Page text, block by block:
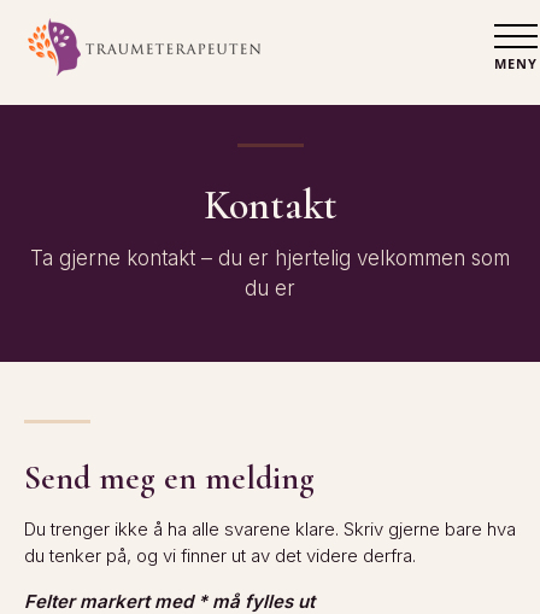
MENY
Kontakt
Ta gjerne kontakt – du er hjertelig velkommen som
du er
Send meg en melding
Du trenger ikke å ha alle svarene klare. Skriv gjerne bare hva
du tenker på, og vi finner ut av det videre derfra.
Felter markert med * må fylles ut